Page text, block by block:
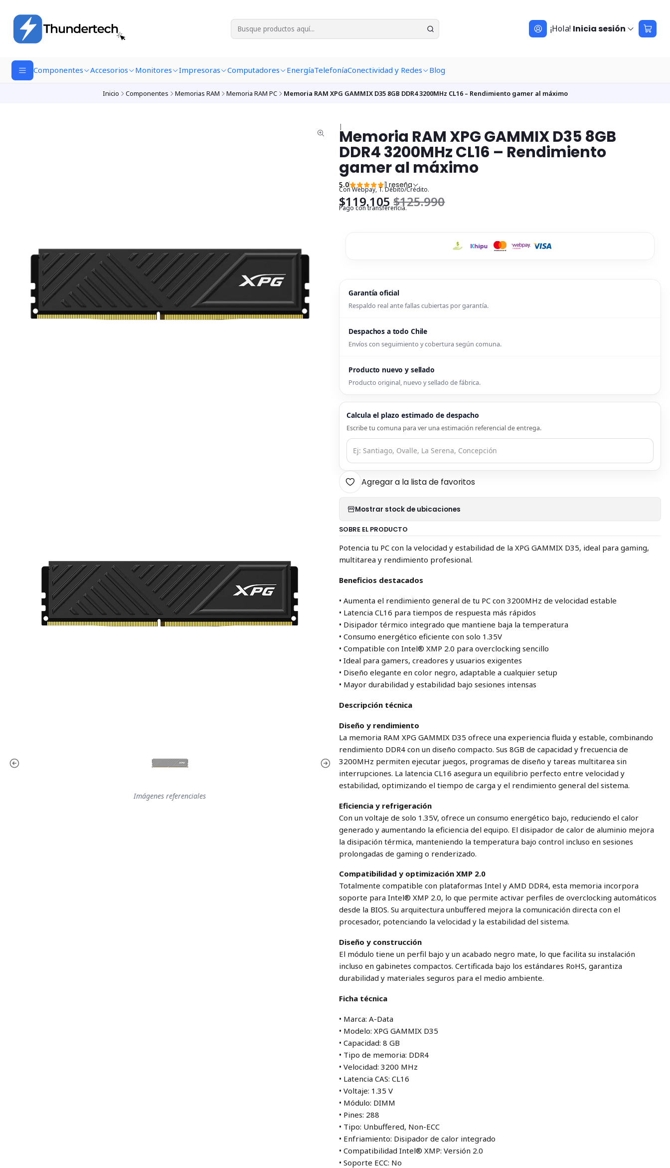
¡Hola! Inicia sesión
Componentes Accesorios Monitores Impresoras Computadores EnergíaTelefoníaConectividad y Redes Blog
Inicio Componentes Memorias RAM Memoria RAM PC Memoria RAM XPG GAMMIX D35 8GB DDR4 3200MHz CL16 – Rendimiento gamer al máximo
|Memoria RAM XPG GAMMIX D35 8GB
DDR4 3200MHz CL16 – Rendimiento
gamer al máximo
5.0 1 reseña
Con Webpay, T. Débito/Crédito.
$119.105$125.990
Pago con transferencia.
Garantía oficial
Respaldo real ante fallas cubiertas por garantía.
Despachos a todo Chile
Envíos con seguimiento y cobertura según comuna.
Producto nuevo y sellado
Producto original, nuevo y sellado de fábrica.
Calcula el plazo estimado de despacho
Escribe tu comuna para ver una estimación referencial de entrega.
Agregar a la lista de favoritos
Mostrar stock de ubicaciones
SOBRE EL PRODUCTO
Potencia tu PC con la velocidad y estabilidad de la XPG GAMMIX D35, ideal para gaming,
multitarea y rendimiento profesional.
Beneficios destacados
• Aumenta el rendimiento general de tu PC con 3200MHz de velocidad estable
• Latencia CL16 para tiempos de respuesta más rápidos
• Disipador térmico integrado que mantiene baja la temperatura
• Consumo energético eficiente con solo 1.35V
• Compatible con Intel® XMP 2.0 para overclocking sencillo
• Ideal para gamers, creadores y usuarios exigentes
• Diseño elegante en color negro, adaptable a cualquier setup
• Mayor durabilidad y estabilidad bajo sesiones intensas
Descripción técnica
Diseño y rendimiento
La memoria RAM XPG GAMMIX D35 ofrece una experiencia fluida y estable, combinando
rendimiento DDR4 con un diseño compacto. Sus 8GB de capacidad y frecuencia de
3200MHz permiten ejecutar juegos, programas de diseño y tareas multitarea sin
interrupciones. La latencia CL16 asegura un equilibrio perfecto entre velocidad y
estabilidad, optimizando el tiempo de carga y el rendimiento general del sistema.
Eficiencia y refrigeración
Con un voltaje de solo 1.35V, ofrece un consumo energético bajo, reduciendo el calor
generado y aumentando la eficiencia del equipo. El disipador de calor de aluminio mejora
la disipación térmica, manteniendo la temperatura bajo control incluso en sesiones
prolongadas de gaming o renderizado.
Compatibilidad y optimización XMP 2.0
Totalmente compatible con plataformas Intel y AMD DDR4, esta memoria incorpora
soporte para Intel® XMP 2.0, lo que permite activar perfiles de overclocking automáticos
desde la BIOS. Su arquitectura unbuffered mejora la comunicación directa con el
procesador, potenciando la velocidad y la estabilidad del sistema.
Diseño y construcción
El módulo tiene un perfil bajo y un acabado negro mate, lo que facilita su instalación
incluso en gabinetes compactos. Certificada bajo los estándares RoHS, garantiza
durabilidad y materiales seguros para el medio ambiente.
Ficha técnica
• Marca: A-Data
• Modelo: XPG GAMMIX D35
• Capacidad: 8 GB
• Tipo de memoria: DDR4
• Velocidad: 3200 MHz
• Latencia CAS: CL16
• Voltaje: 1.35 V
• Módulo: DIMM
• Pines: 288
• Tipo: Unbuffered, Non-ECC
• Enfriamiento: Disipador de calor integrado
• Compatibilidad Intel® XMP: Versión 2.0
• Soporte ECC: No